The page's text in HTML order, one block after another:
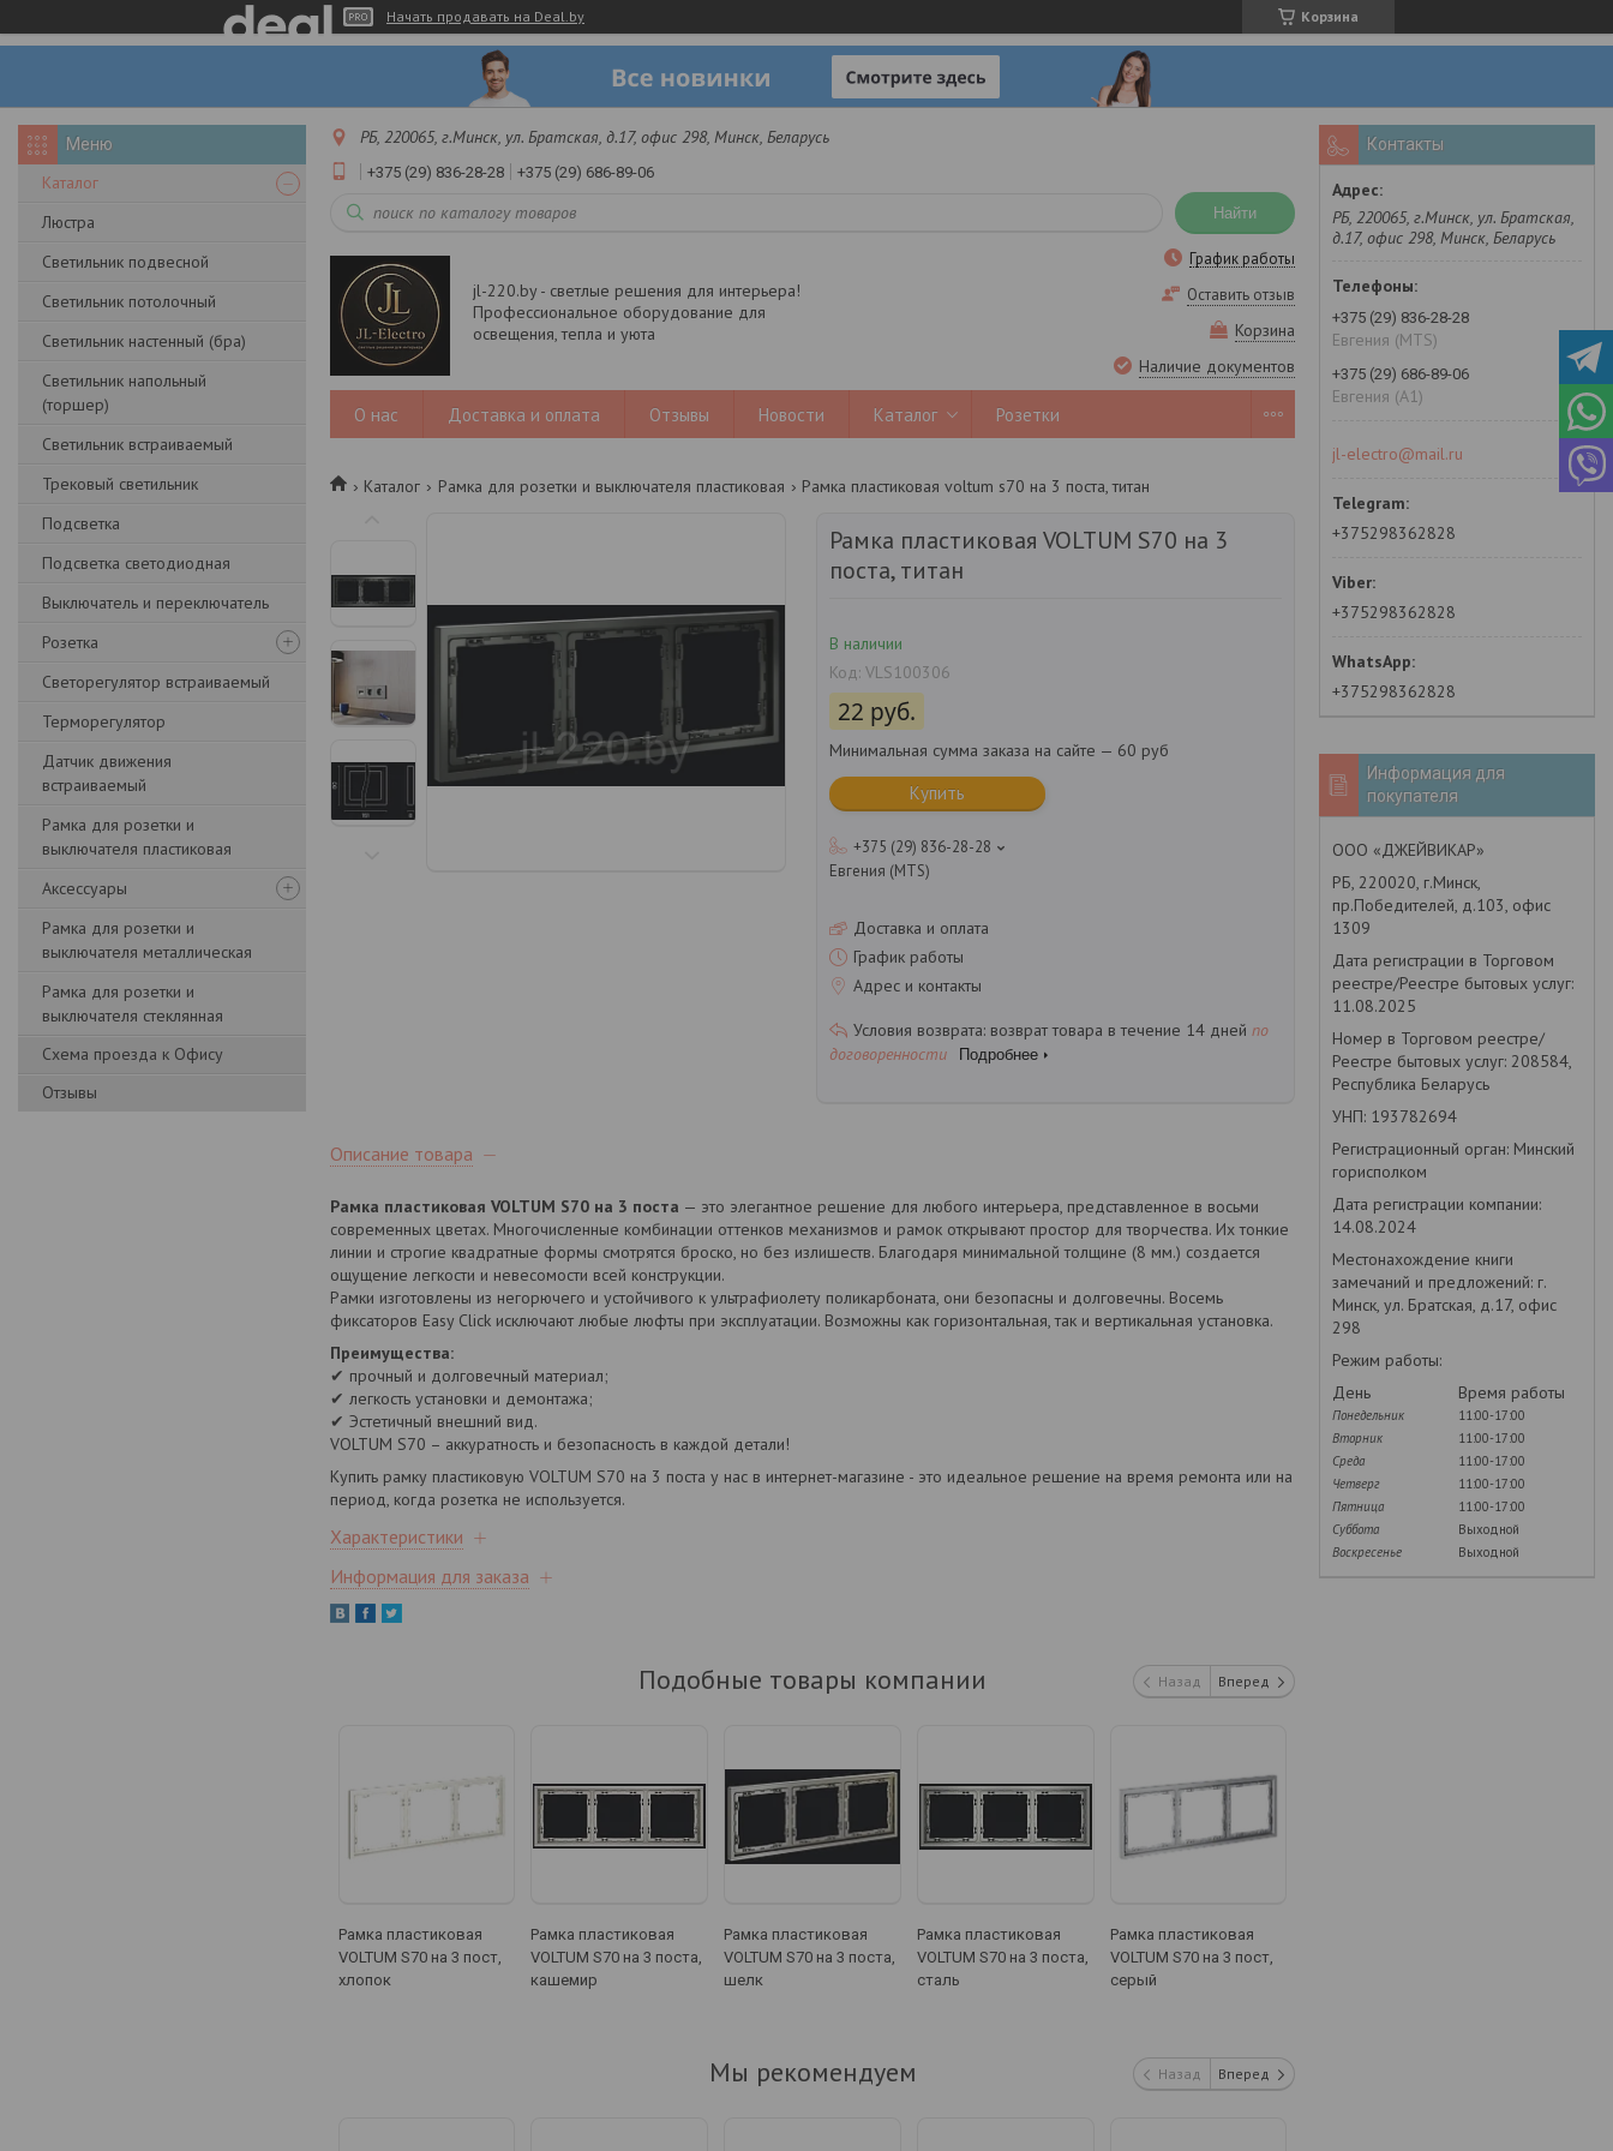
Начать продавать на Deal.by Корзина
Каталог
Люстра
Светильник подвесной
Светильник потолочный
Светильник настенный (бра)
Светильник напольный
(торшер)
Светильник встраиваемый
Трековый светильник
Подсветка
Подсветка светодиодная
Выключатель и переключатель
Розетка
Светорегулятор встраиваемый
Терморегулятор
Датчик движения
встраиваемый
Рамка для розетки и
выключателя пластиковая
Аксессуары
Рамка для розетки и
выключателя металлическая
Рамка для розетки и
выключателя стеклянная
Схема проезда к Офису
Отзывы
РБ, 220065, г.Минск, ул. Братская, д.17, офис 298, Минск, Беларусь
+375 (29) 836-28-28 +375 (29) 686-89-06
Найти
jl-220.by - светлые решения для интерьера!
Профессиональное оборудование для
освещения, тепла и уюта
График работы
Оставить отзыв
Корзина
Наличие документов
О нас Доставка и оплата Отзывы Новости Каталог Розетки
Каталог Рамка для розетки и выключателя пластиковая Рамка пластиковая voltum s70 на 3 поста, титан
Рамка пластиковая VOLTUM S70 на 3
поста, титан
В наличии
Код: VLS100306
22 руб.
Минимальная сумма заказа на сайте — 60 руб
Купить
+375 (29) 836-28-28
Евгения (MTS)
Доставка и оплата
График работы
Адрес и контакты
возврат товара в течение 14 дней по
договоренности
Подробнее
Описание товара
Рамка пластиковая VOLTUM S70 на 3 поста — это элегантное решение для любого интерьера, представленное в восьми
современных цветах. Многочисленные комбинации оттенков механизмов и рамок открывают простор для творчества. Их тонкие
линии и строгие квадратные формы смотрятся броско, но без излишеств. Благодаря минимальной толщине (8 мм.) создается
ощущение легкости и невесомости всей конструкции.
Рамки изготовлены из негорючего и устойчивого к ультрафиолету поликарбоната, они безопасны и долговечны. Восемь
фиксаторов Easy Click исключают любые люфты при эксплуатации. Возможны как горизонтальная, так и вертикальная установка.
Преимущества:
✔ прочный и долговечный материал;
✔ легкость установки и демонтажа;
✔ Эстетичный внешний вид.
VOLTUM S70 – аккуратность и безопасность в каждой детали!
Купить рамку пластиковую VOLTUM S70 на 3 поста у нас в интернет-магазине - это идеальное решение на время ремонта или на
период, когда розетка не используется.
Характеристики
Информация для заказа
Подобные товары компании Назад Вперед
Рамка пластиковая
VOLTUM S70 на 3 пост,
хлопок
Рамка пластиковая
VOLTUM S70 на 3 поста,
кашемир
Рамка пластиковая
VOLTUM S70 на 3 поста,
шелк
Рамка пластиковая
VOLTUM S70 на 3 поста,
сталь
Рамка пластиковая
VOLTUM S70 на 3 пост,
серый
Мы рекомендуем Назад Вперед
Контакты
РБ, 220065, г.Минск, ул. Братская,
д.17, офис 298, Минск, Беларусь
+375 (29) 836-28-28
Евгения (MTS)
+375 (29) 686-89-06
Евгения (A1)
jl-electro@mail.ru
+375298362828
+375298362828
+375298362828
Информация для
покупателя
ООО «ДЖЕЙВИКАР»
РБ, 220020, г.Минск,
пр.Победителей, д.103, офис
1309
Дата регистрации в Торговом
реестре/Реестре бытовых услуг:
11.08.2025
Номер в Торговом реестре/
Реестре бытовых услуг: 208584,
Республика Беларусь
УНП: 193782694
Регистрационный орган: Минский
горисполком
Дата регистрации компании:
14.08.2024
Местонахождение книги
замечаний и предложений: г.
Минск, ул. Братская, д.17, офис
298
Режим работы:
День
Время работы
Понедельник
11:00-17:00
Вторник
11:00-17:00
Среда
11:00-17:00
Четверг
11:00-17:00
Пятница
11:00-17:00
Суббота
Выходной
Воскресенье
Выходной